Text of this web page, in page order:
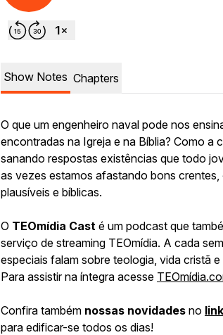
Show Notes Chapters
O que um engenheiro naval pode nos
encontradas na Igreja e na Bíblia? Como a
sanando respostas existências que todo
as vezes estamos afastando bons crentes,
plausíveis e bíblicas.
O TEOmídia Cast é um podcast que
serviço de streaming TEOmídia. A cada
especiais falam sobre teologia, vida cristã
Para assistir na íntegra acesse
Confira também nossas novidades no
para edificar-se todos os dias!